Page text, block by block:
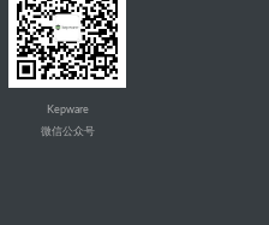
Kepware
微信公众号